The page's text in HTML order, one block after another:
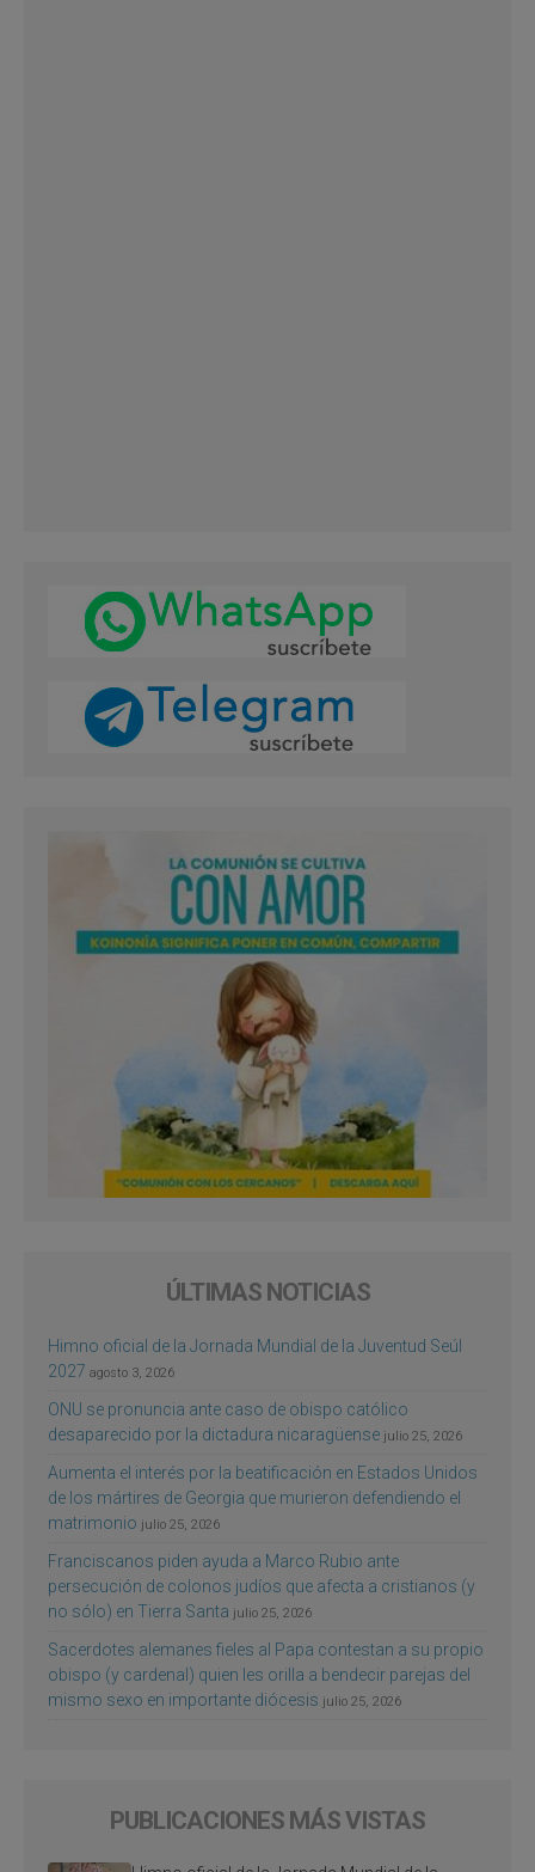
ÚLTIMAS NOTICIAS
Himno oficial de la Jornada Mundial de la Juventud Seúl
2027 agosto 3, 2026
ONU se pronuncia ante caso de obispo católico
desaparecido por la dictadura nicaragüense julio 25, 2026
Aumenta el interés por la beatificación en Estados Unidos
de los mártires de Georgia que murieron defendiendo el
matrimonio julio 25, 2026
Franciscanos piden ayuda a Marco Rubio ante
persecución de colonos judíos que afecta a cristianos (y
no sólo) en Tierra Santa julio 25, 2026
Sacerdotes alemanes fieles al Papa contestan a su propio
obispo (y cardenal) quien les orilla a bendecir parejas del
mismo sexo en importante diócesis julio 25, 2026
PUBLICACIONES MÁS VISTAS